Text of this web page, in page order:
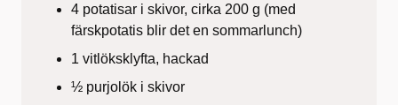
4 potatisar i skivor, cirka 200 g (med
färskpotatis blir det en sommarlunch)
1 vitlöksklyfta, hackad
½ purjolök i skivor